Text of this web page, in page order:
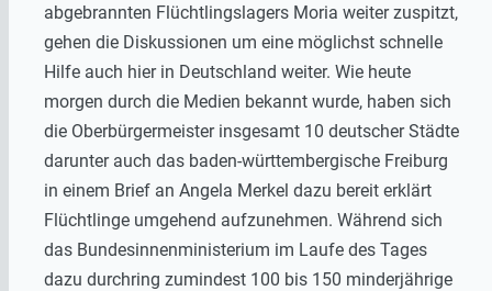
abgebrannten Flüchtlingslagers Moria weiter zuspitzt,
gehen die Diskussionen um eine möglichst schnelle
Hilfe auch hier in Deutschland weiter. Wie heute
morgen durch die Medien bekannt wurde, haben sich
die Oberbürgermeister insgesamt 10 deutscher Städte
darunter auch das baden-württembergische Freiburg
in einem Brief an Angela Merkel dazu bereit erklärt
Flüchtlinge umgehend aufzunehmen. Während sich
das Bundesinnenministerium im Laufe des Tages
dazu durchring zumindest 100 bis 150 minderjährige